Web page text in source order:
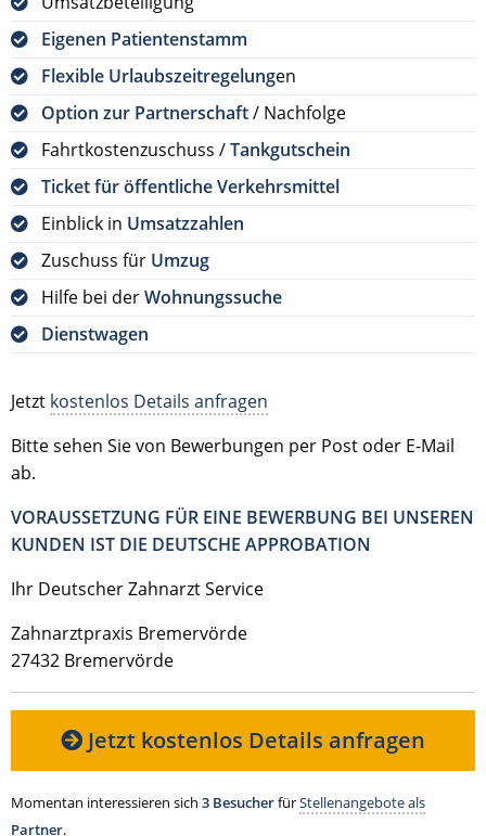
Eigenen Patientenstamm
Flexible Urlaubszeitregelungen
Option zur Partnerschaft/ Nachfolge
Fahrtkostenzuschuss /Tankgutschein
Ticket für öffentliche Verkehrsmittel
Einblick in Umsatzzahlen
Zuschuss für Umzug
Hilfe bei derWohnungssuche
Dienstwagen
Jetzt kostenlos Details anfragen
Bitte sehen Sie von Bewerbungen per Post oder E-Mail
ab.
VORAUSSETZUNG FÜR EINE BEWERBUNG BEI UNSEREN
KUNDEN IST DIE DEUTSCHE APPROBATION
Ihr Deutscher Zahnarzt Service
Zahnarztpraxis Bremervörde
27432 Bremervörde
Jetzt kostenlos Details anfragen
Momentan interessieren sich 3 BesucherfürStellenangebote als
Partner.